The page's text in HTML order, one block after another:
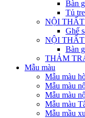
Bàn
Tủ
NỘI
Ghế
NỘI
Bàn
THẢM
Mẫu màu
Mẫu màu
Mẫu màu
Mẫu màu
Mẫu màu
Mẫu mầu